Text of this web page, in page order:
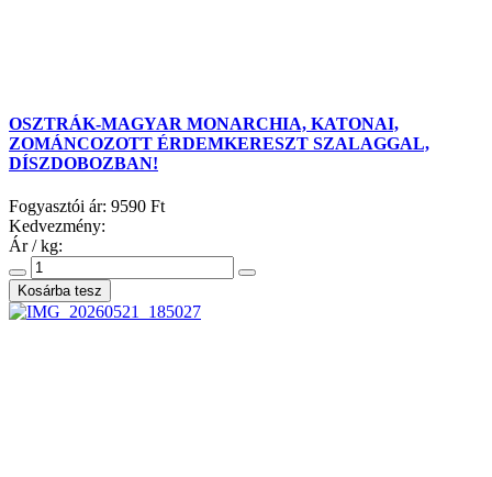
OSZTRÁK-MAGYAR MONARCHIA, KATONAI,
ZOMÁNCOZOTT ÉRDEMKERESZT SZALAGGAL,
DÍSZDOBOZBAN!
Fogyasztói ár: 9590 Ft
Kedvezmény:
Ár / kg: